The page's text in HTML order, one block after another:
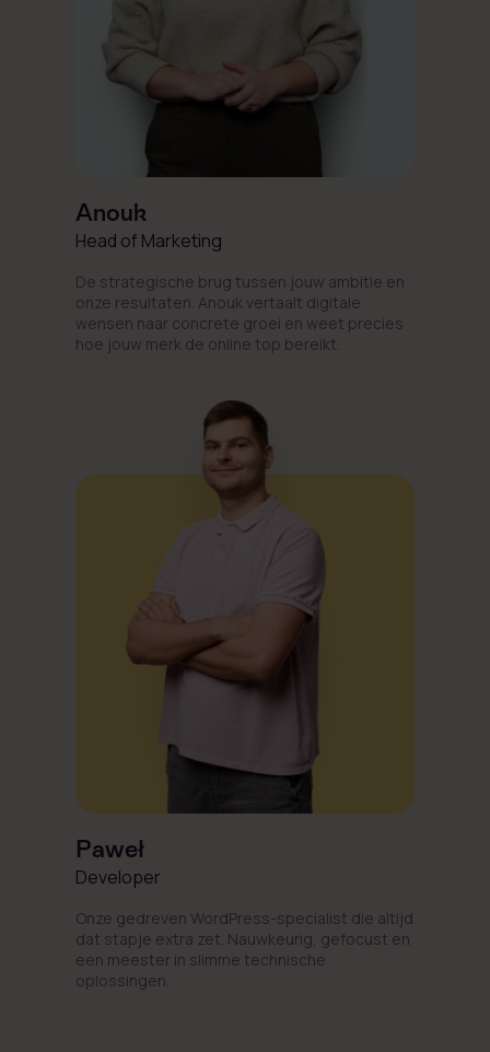
Anouk
Head of Marketing
De strategische brug tussen jouw ambitie en
onze resultaten. Anouk vertaalt digitale
wensen naar concrete groei en weet precies
hoe jouw merk de online top bereikt.
Paweł
Developer
Onze gedreven WordPress-specialist die altijd
dat stapje extra zet. Nauwkeurig, gefocust en
een meester in slimme technische
oplossingen.